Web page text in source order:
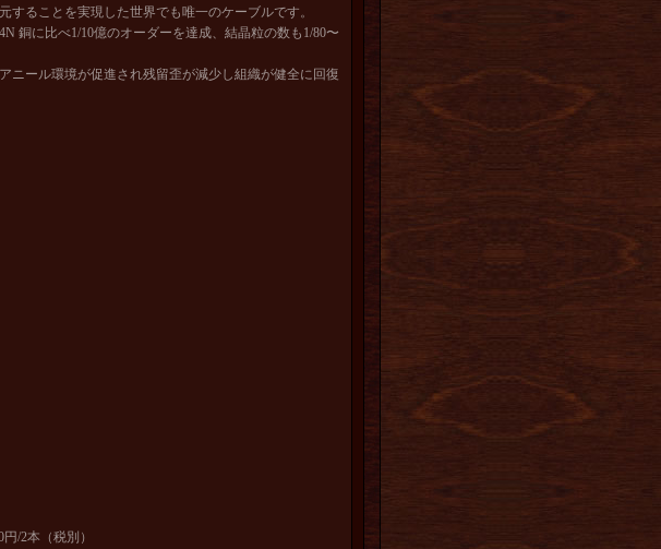
ることを実現した世界でも唯一のケーブルです。
銅に比べ1/10億のオーダーを達成、結晶粒の数も1/80〜
ニール環境が促進され残留歪が減少し組織が健全に回復
/2本（税別）